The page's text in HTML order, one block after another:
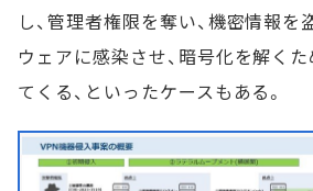
し、管理者権限を奪い、機密情報
ウェアに感染させ、暗号化を解く
てくる、といったケースもある。